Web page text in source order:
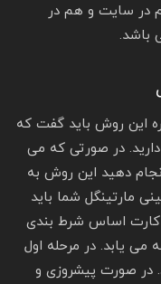
در سایت و هم در
باشد.
این روش باید گفت که
دارید. در صورتی که می
دهید این روش به
مارتینگل شما باید
کارت اساس شرط بندی
تا ۷ مرتبه ادامه می یابد. در مرحله اول
در صورت پیشروزی و